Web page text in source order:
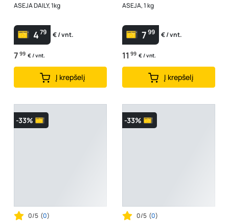
ASEJA DAILY, 1kg
479 € / vnt.
7 99 € / vnt.
Į krepšelį
ASEJA, 1 kg
799 € / vnt.
11 99 € / vnt.
Į krepšelį
-33%
0/5 (0)
-33%
0/5 (0)